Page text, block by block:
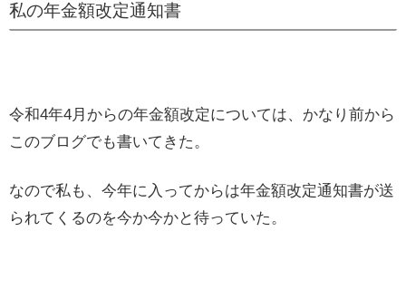
私の年金額改定通知書
令和4年4月からの年金額改定については、かなり前から
このブログでも書いてきた。
なので私も、今年に入ってからは年金額改定通知書が送
られてくるのを今か今かと待っていた。